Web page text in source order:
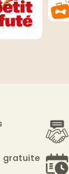
gratuite